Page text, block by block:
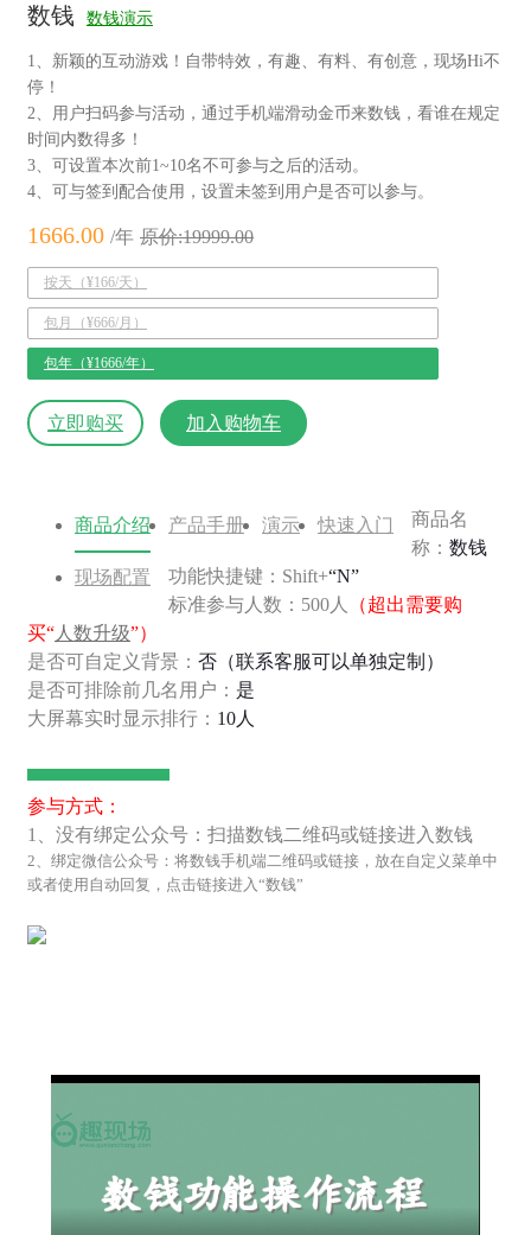
数钱 数钱演示
1、新颖的互动游戏！自带特效，有趣、有料、有创意，现场Hi不
停！
2、用户扫码参与活动，通过手机端滑动金币来数钱，看谁在规定
时间内数得多！
3、可设置本次前1~10名不可参与之后的活动。
4、可与签到配合使用，设置未签到用户是否可以参与。
1666.00 /年 原价:19999.00
按天（¥166/天）
包月（¥666/月）
包年（¥1666/年）
立即购买 加入购物车
商品介绍 产品手册 演示 快速入门
现场配置
商品名
称： 数钱
功能快捷键：Shift+“N”
标准参与人数：500人
（超出需要购
买“ 人数升级”）
是否可自定义背景： 否（联系客服可以单独定制）
是否可排除前几名用户： 是
大屏幕实时显示排行： 10人
参与方式：
1、没有绑定公众号：扫描数钱二维码或链接进入数钱
2、绑定微信公众号：将数钱手机端二维码或链接，放在自定义菜单中
或者使用自动回复，点击链接进入“数钱”